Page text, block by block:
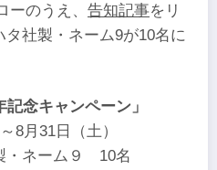
ーのうえ、 告知記事をリ
社製・ネーム9が10名に
記念キャンペーン」
8月31日（土）
・ネーム９ 10名